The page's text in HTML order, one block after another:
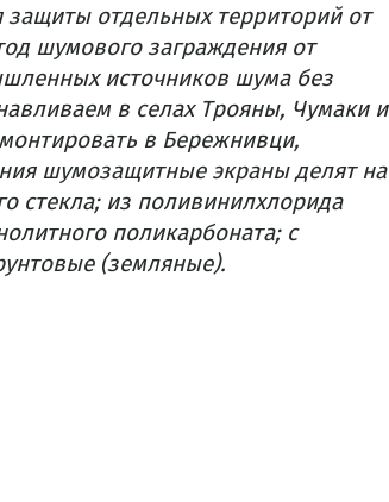
отдельных территорий от
шумового заграждения от
источников шума без
в селах Трояны, Чумаки и
в Бережнивци,
шумозащитные экраны делят на
стекла; из поливинилхлорида
поликарбоната; с
(земляные).